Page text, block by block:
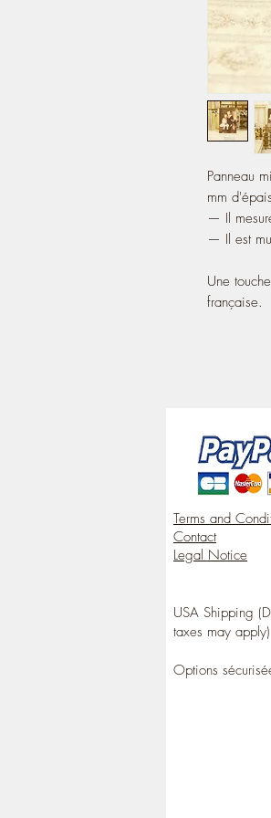
Panneau
mm
— Il
— Il est
Une
française.
Terms and
Contact
Legal Notice
USA Shipping
taxes may apply)
Options